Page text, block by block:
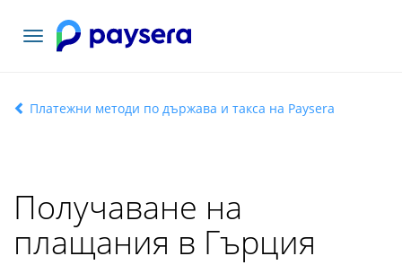
Включване
Платежни методи по държава и такса на Paysera
Получаване на
плащания в Гърция